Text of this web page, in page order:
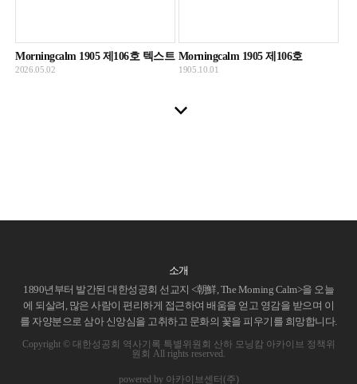
Morningcalm 1905 제106호 텍스트
2026.05.02
Morningcalm 1905 제106호
1905.10.01
소개
1890년부터 발간된 대한성공회 선교지 <朝鮮, The Morning Calm>을 오늘
에 되살려, 많은 사람이 편리하게 접근하여 배움을 얻고 영감을 받으며 이
를 자양분으로 삼아 신앙심을 고취하고 문화의 꽃을 피우기를 희망합니다.
Copyright © 대한성공회 역사기록 특별위원회 산하 모닝캄 아카이브 정책위
원회 All rights reserved.
powered by 아카이브센터(주)